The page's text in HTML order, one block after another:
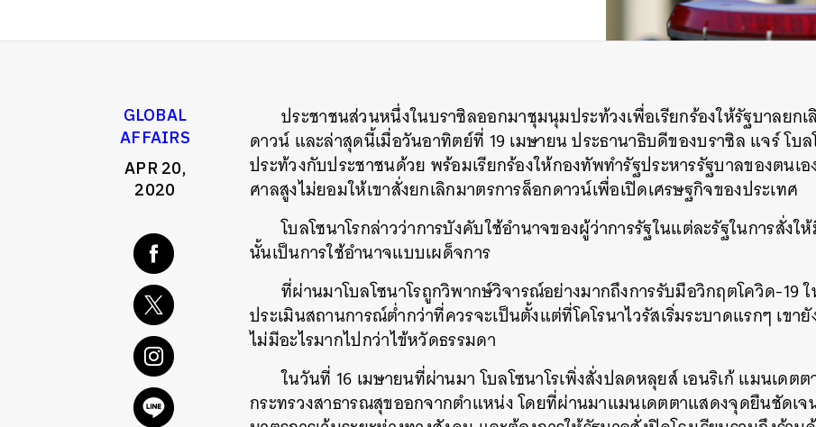
GLOBAL
AFFAIRS
APR 20,
2020
ประชาชนส่วนหนึ่งในบราซิลออกมาชุมนุมประท้วงเพื่อเรียกร้องให้รัฐบาลยก
ดาวน์ และล่าสุดนี้เมื่อวันอาทิตย์ที่ 19 เมษายน ประธานาธิบดีของบราซิล แจร์ โบล
ประท้วงกับประชาชนด้วย พร้อมเรียกร้องให้กองทัพทำรัฐประหารรัฐบาลของตนเ
ศาลสูงไม่ยอมให้เขาสั่งยกเลิกมาตรการล็อกดาวน์เพื่อเปิดเศรษฐกิจของประเทศ
โบลโซนาโรกล่าวว่าการบังคับใช้อำนาจของผู้ว่าการรัฐในแต่ละรัฐในการสั่งใ
นั้นเป็นการใช้อำนาจแบบเผด็จการ
ที่ผ่านมาโบลโซนาโรถูกวิพากษ์วิจารณ์อย่างมากถึงการรับมือวิกฤตโควิด-19 ใ
ประเมินสถานการณ์ต่ำกว่าที่ควรจะเป็นตั้งแต่ที่โคโรนาไวรัสเริ่มระบาดแรกๆ เขา
ไม่มีอะไรมากไปกว่าไข้หวัดธรรมดา
ในวันที่ 16 เมษายนที่ผ่านมา โบลโซนาโรเพิ่งสั่งปลดหลุยส์ เอนริเก้ แมนเดต
กระทรวงสาธารณสุขออกจากตำแหน่ง โดยที่ผ่านมาแมนเดตตาแสดงจุดยืนชัดเจ